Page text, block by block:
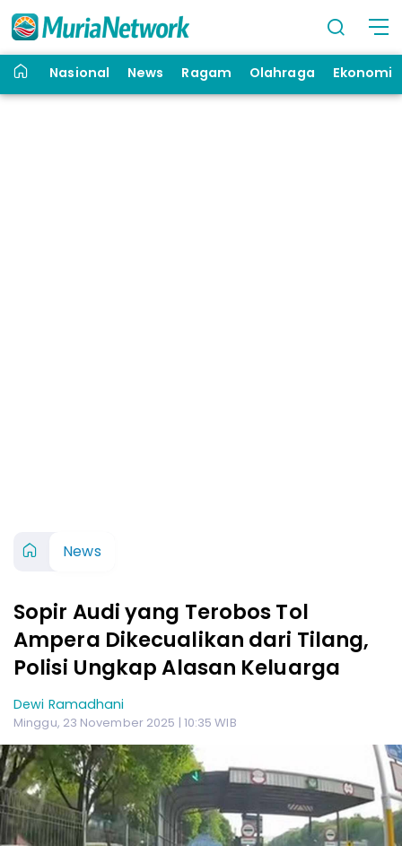
Nasional News Ragam Olahraga Ekonomi
News
Sopir Audi yang Terobos Tol
Ampera Dikecualikan dari Tilang,
Polisi Ungkap Alasan Keluarga
Dewi Ramadhani
Minggu, 23 November 2025 | 10:35 WIB